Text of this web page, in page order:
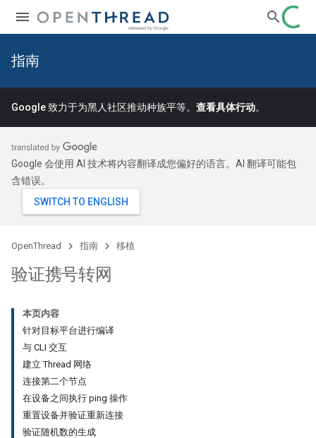
指南
Google 致力于为黑人社区推动种族平等。 查看具体行动。
Google 会使用 AI 技术将内容翻译成您偏好的语言。AI 翻译可能包
含错误。
OpenThread 指南 移植
验证携号转网
本页内容
针对目标平台进行编译
与 CLI 交互
建立 Thread 网络
连接第二个节点
在设备之间执行 ping 操作
重置设备并验证重新连接
验证随机数的生成